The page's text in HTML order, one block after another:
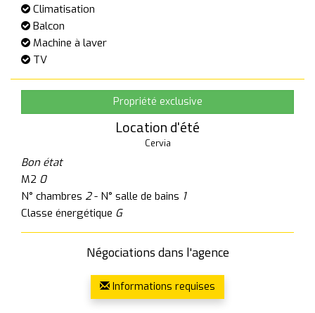
Climatisation
Balcon
Machine à laver
TV
Propriété exclusive
Location d'été
Cervia
Bon état
M2 0
N° chambres 2- N° salle de bains 1
Classe énergétique G
Négociations dans l'agence
Informations requises